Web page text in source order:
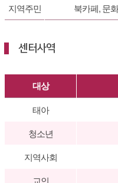
지역주민
북카페, 문
센터사역
대상
태아
청소년
지역사회
교인